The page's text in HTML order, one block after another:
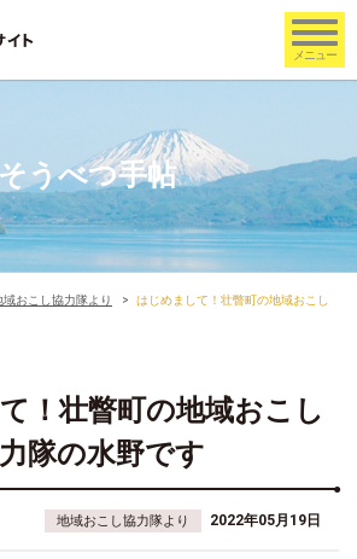
そうべつ手帖
域おこし協力隊より はじめまして！壮瞥町の地域おこし
！壮瞥町の地域おこし
隊の水野です
地域おこし協力隊より 2022年05月19日